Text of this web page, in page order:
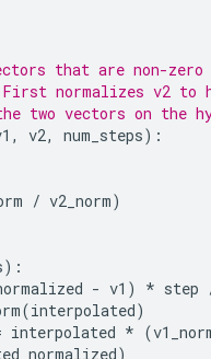
that are non-
normalizes v2 to
two vectors on the
, v2, num_steps):
/ v2_norm)
):
- v1 ) * step
(interpolated)
interpolated * (
)